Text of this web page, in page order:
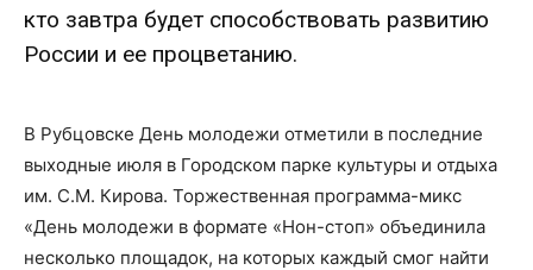
кто завтра будет способствовать развитию
России и ее процветанию.
В Рубцовске День молодежи отметили в последние
выходные июля в Городском парке культуры и отдыха
им. С.М. Кирова. Торжественная программа-микс
«День молодежи в формате «Нон-стоп» объединила
несколько площадок, на которых каждый смог найти